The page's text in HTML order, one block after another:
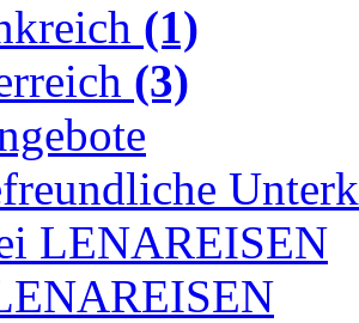
(1)
(3)
LENAREISEN